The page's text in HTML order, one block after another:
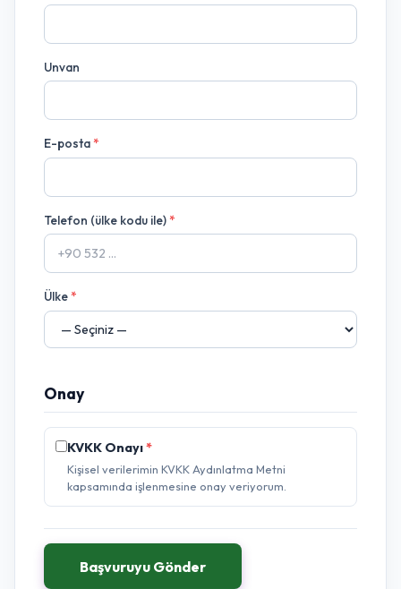
Unvan
E-posta*
Telefon (ülke kodu ile)*
Ülke*
Onay
KVKK Onayı*
Kişisel verilerimin KVKK Aydınlatma Metni
kapsamında işlenmesine onay veriyorum.
Başvuruyu Gönder